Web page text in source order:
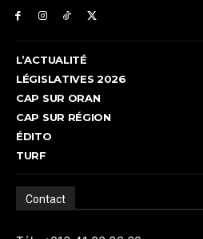
L’ACTUALITÉ
LÉGISLATIVES 2026
CAP SUR ORAN
CAP SUR RÉGION
ÉDITO
TURF
Contact